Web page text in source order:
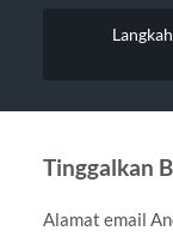
Tinggalkan
Alamat email